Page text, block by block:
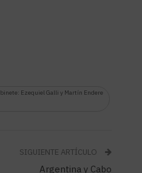
Ezequiel Galli y Martín Endere
SIGUIENTE ARTÍCULO
Argentina y Cabo